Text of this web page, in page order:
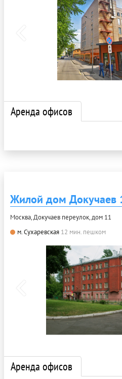
Аренда офисов
Жилой дом Докучаев
Москва, Докучаев переулок, дом 11
м. Сухаревская 12 мин. пешком
Аренда офисов